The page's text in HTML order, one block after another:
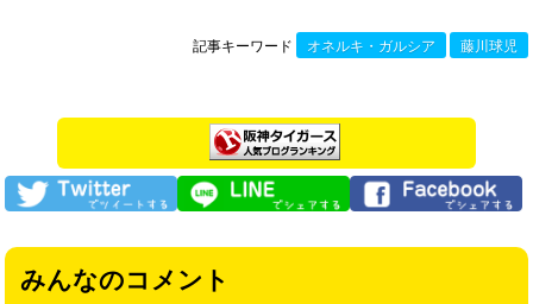
記事キーワード オネルキ・ガルシア 藤川球児
みんなのコメント